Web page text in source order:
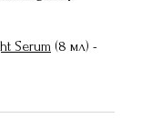
Serum (8 мл) -